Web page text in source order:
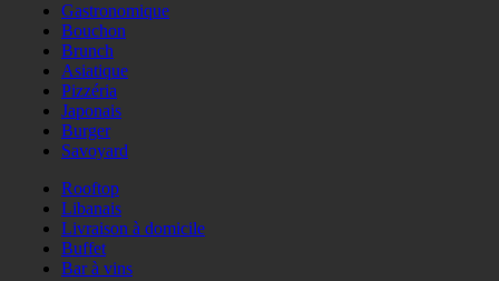
Gastronomique
Bouchon
Brunch
Asiatique
Pizzéria
Japonais
Burger
Savoyard
Rooftop
Libanais
Livraison à domicile
Buffet
Bar à vins